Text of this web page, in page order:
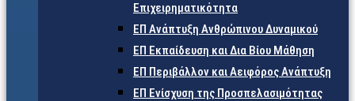
Επιχειρηματικότητα
ΕΠ Ανάπτυξη Ανθρώπινου Δυναμικού
ΕΠ Εκπαίδευση και Δια Βίου Μάθηση
ΕΠ Περιβάλλον και Αειφόρος Ανάπτυξη
ΕΠ Ενίσχυση της Προσπελασιμότητας